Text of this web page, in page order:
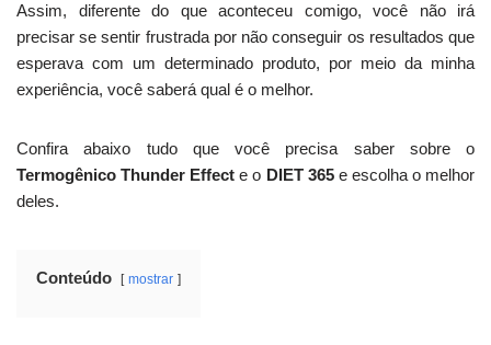
Assim, diferente do que aconteceu comigo, você não irá
precisar se sentir frustrada por não conseguir os resultados que
esperava com um determinado produto, por meio da minha
experiência, você saberá qual é o melhor.
Confira abaixo tudo que você precisa saber sobre o
Termogênico Thunder Effecte o DIET 365e escolha o melhor
deles.
Conteúdo mostrar